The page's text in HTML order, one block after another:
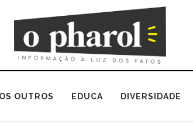
OUTROS EDUCA DIVERSIDADE